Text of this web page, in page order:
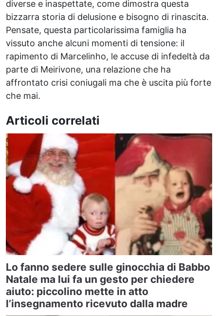
diverse e inaspettate, come dimostra questa
bizzarra storia di delusione e bisogno di rinascita.
Pensate, questa particolarissima famiglia ha
vissuto anche alcuni momenti di tensione: il
rapimento di Marcelinho, le accuse di infedeltà da
parte di Meirivone, una relazione che ha
affrontato crisi coniugali ma che è uscita più forte
che mai.
Articoli correlati
Lo fanno sedere sulle ginocchia di Babbo
Natale ma lui fa un gesto per chiedere
aiuto: piccolino mette in atto
l’insegnamento ricevuto dalla madre